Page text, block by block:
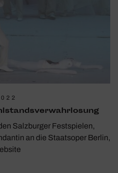
Salzburger Festspielen,
an die Staatsoper Berlin,